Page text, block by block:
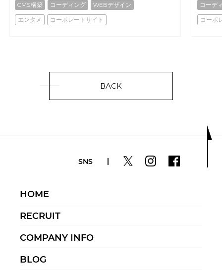
CMS構築 コーディング
WEBデザイン
エンタメ
コーポレートサイト
コーデ
コーポ
BACK
SNS
HOME
RECRUIT
COMPANY INFO
BLOG